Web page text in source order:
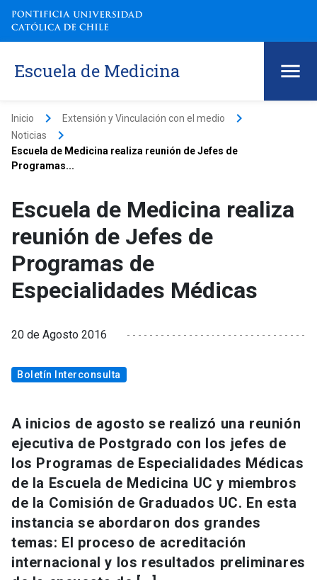
Escuela de Medicina
Inicio keyboard_arrow_right Extensión y Vinculación con el medio keyboard_arrow_right
Noticias keyboard_arrow_right
Escuela de Medicina realiza reunión de Jefes de
Programas...
Escuela de Medicina realiza
reunión de Jefes de
Programas de
Especialidades Médicas
20 de Agosto 2016
Boletín Interconsulta
A inicios de agosto se realizó una reunión
ejecutiva de Postgrado con los jefes de
los Programas de Especialidades Médicas
de la Escuela de Medicina UC y miembros
de la Comisión de Graduados UC. En esta
instancia se abordaron dos grandes
temas: El proceso de acreditación
internacional y los resultados preliminares